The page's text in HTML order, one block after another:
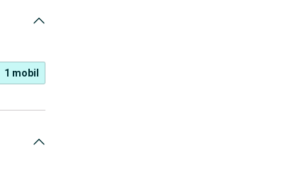
1 mobil